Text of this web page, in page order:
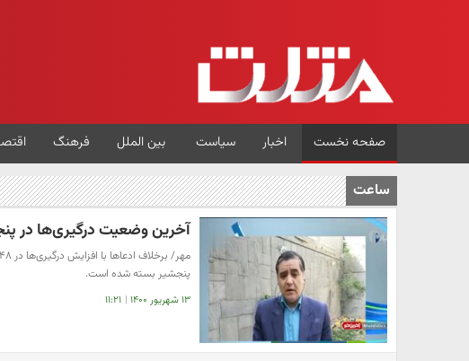
صفحه نخست اخبار سیاست بین الملل فرهنگ
ساعت
آخرین وضعیت درگیری‌ها در
پنجشیر بسته شده است.
۱۳ شهریور ۱۴۰۰ | ۱۱:۲۱